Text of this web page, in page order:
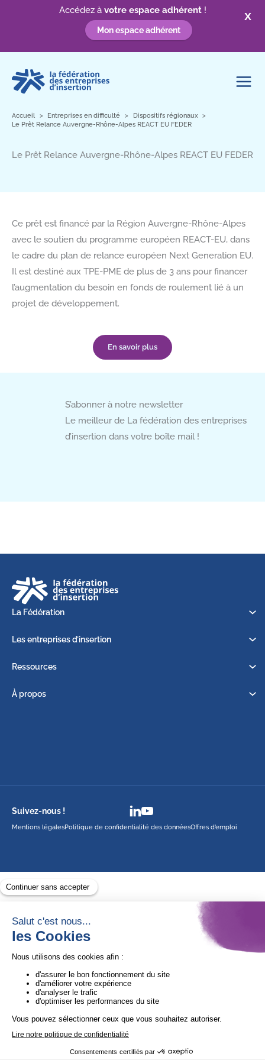
X
Accédez à votre espace adhérent!
Mon espace adhérent
contenu
Accueil Entreprises en difficulté
Dispositifs régionaux
Le Prêt Relance Auvergne-Rhône-Alpes REACT EU FEDER
Le Prêt Relance Auvergne-Rhône-Alpes REACT EU FEDER
Ce prêt est financé par la Région Auvergne-Rhône-Alpes
avec le soutien du programme européen REACT-EU, dans
le cadre du plan de relance européen Next Generation EU.
Il est destiné aux TPE-PME de plus de 3 ans pour financer
l’augmentation du besoin en fonds de roulement lié à un
projet de développement.
En savoir plus
S’abonner à notre newsletter
Le meilleur de La fédération des entreprises
d’insertion dans votre boîte mail !
La Fédération
Les entreprises d’insertion
Ressources
À propos
Suivez-nous !
Mentions légalesPolitique de confidentialité des donnéesOffres d’emploi
1ère Organisation de l’ESS certifiée Quali’OP